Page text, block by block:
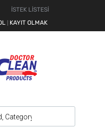
İSTEK LİSTESİ
KAYIT OLMAK